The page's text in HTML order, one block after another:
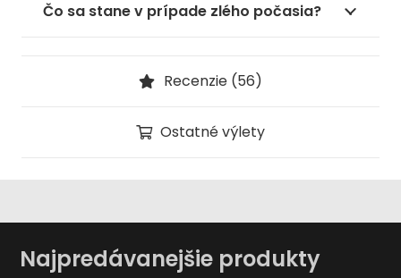
Čo sa stane v prípade zlého počasia?
Recenzie (56)
Ostatné výlety
Najpredávanejšie produkty